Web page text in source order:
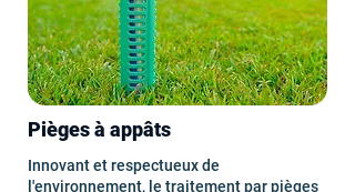
Pièges à appâts
Innovant et respectueux de
l'environnement, le traitement par pièges